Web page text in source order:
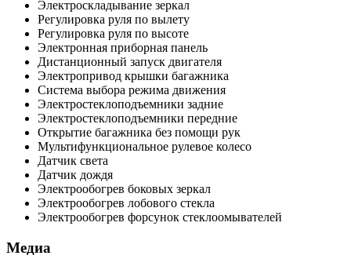
Электроскладывание зеркал
Регулировка руля по вылету
Регулировка руля по высоте
Электронная приборная панель
Дистанционный запуск двигателя
Электропривод крышки багажника
Система выбора режима движения
Электростеклоподъемники задние
Электростеклоподъемники передние
Открытие багажника без помощи рук
Мультифункциональное рулевое колесо
Датчик света
Датчик дождя
Электрообогрев боковых зеркал
Электрообогрев лобового стекла
Электрообогрев форсунок стеклоомывателей
Медиа